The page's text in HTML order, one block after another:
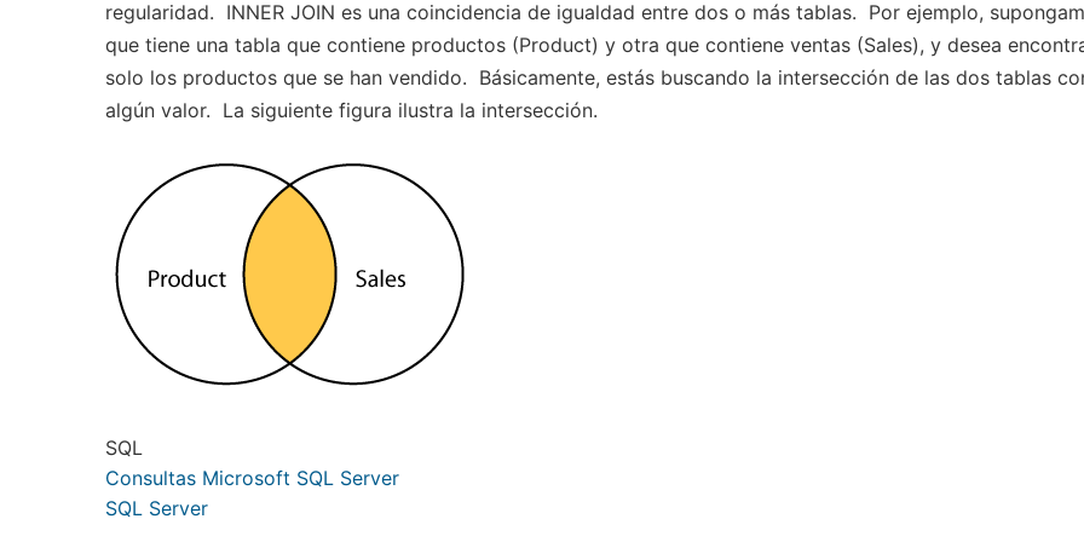
regularidad. INNER JOIN es una coincidencia de igualdad entre dos o más tablas. Por ejemplo,
que tiene una tabla que contiene productos (Product) y otra que contiene ventas (Sales), y desea
solo los productos que se han vendido. Básicamente, estás buscando la intersección de las dos tablas
algún valor. La siguiente figura ilustra la intersección.
SQL
Consultas Microsoft SQL Server
SQL Server